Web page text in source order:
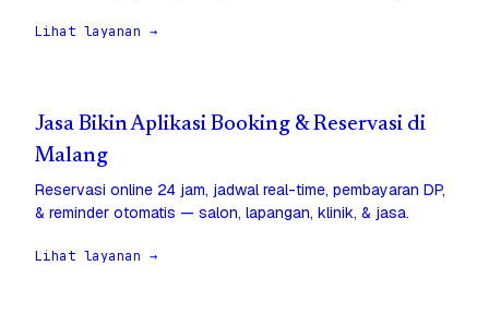
Lihat layanan →
Jasa Bikin Aplikasi Booking & Reservasi di
Malang
Reservasi online 24 jam, jadwal real-time, pembayaran DP,
& reminder otomatis — salon, lapangan, klinik, & jasa.
Lihat layanan →